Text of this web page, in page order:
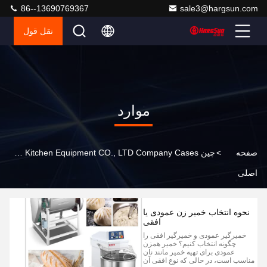
sale3@hargsun.com
86--13690769367
نقل قول
موارد
صفحه
اصلی
>
نحوه انتخاب خمیر زن عمودی یا
افقی
خمیرگیر عمودی و خمیرگیر افقی را
چگونه انتخاب کنیم؟ خمیر همزن
عمودی برای تهیه خمیر مانند نان
مناسب است، در حالی که نوع افقی آن